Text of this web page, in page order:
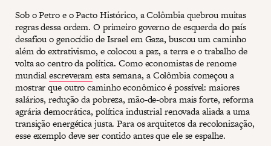
Sob o Petro e o Pacto Histórico, a Colômbia quebrou muitas
regras dessa ordem. O primeiro governo de esquerda do país
desafiou o genocídio de Israel em Gaza, buscou um caminho
além do extrativismo, e colocou a paz, a terra e o trabalho de
volta ao centro da política. Como economistas de renome
mundialescreveramesta semana, a Colômbia começou a
mostrar que outro caminho econômico é possível: maiores
salários, redução da pobreza, mão-de-obra mais forte, reforma
agrária democrática, política industrial renovada aliada a uma
transição energética justa. Para os arquitetos da recolonização,
esse exemplo deve ser contido antes que ele se espalhe.